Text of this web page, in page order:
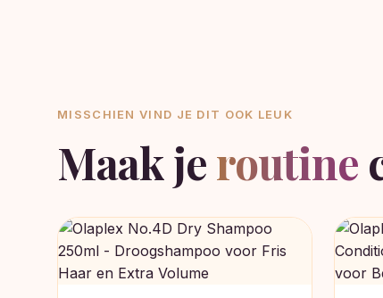
MISSCHIEN VIND JE DIT OOK LEUK
Maak jeroutine